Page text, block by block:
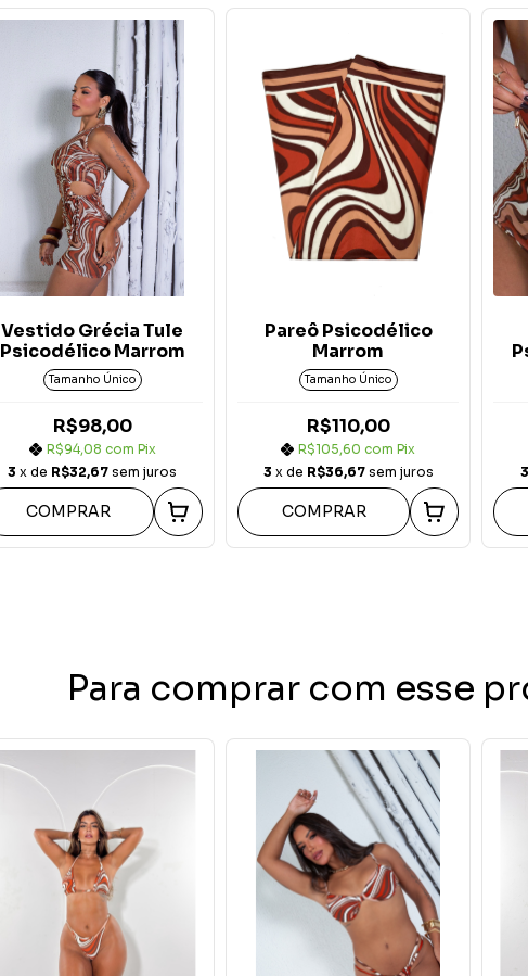
Vestido Grécia Tule
Psicodélico Marrom
Tamanho Único
R$98,00
R$94,08 com Pix
3 x de R$32,67 sem juros
COMPRAR
Pareô Psicodélico
Marrom
Tamanho Único
R$110,00
R$105,60 com Pix
3 x de R$36,67 sem juros
COMPRAR
3
Para comprar com esse